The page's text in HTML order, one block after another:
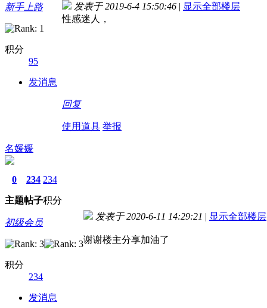
新手上路
积分
95
发消息
发表于 2019-6-4 15:50:46 | 显示全部楼层
性感迷人，
回复
使用道具 举报
名媛媛
0
主题
234
帖子
234
积分
初级会员
积分
234
发消息
发表于 2020-6-11 14:29:21 | 显示全部楼层
谢谢楼主分享加油了